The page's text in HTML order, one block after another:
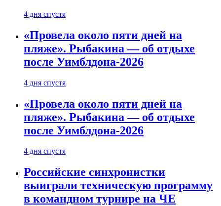
4 дня спустя
«Провела около пяти дней на
пляже». Рыбакина — об отдыхе
после Уимблдона-2026
4 дня спустя
«Провела около пяти дней на
пляже». Рыбакина — об отдыхе
после Уимблдона-2026
4 дня спустя
Российские синхронистки
выиграли техническую программу
в командном турнире на ЧЕ